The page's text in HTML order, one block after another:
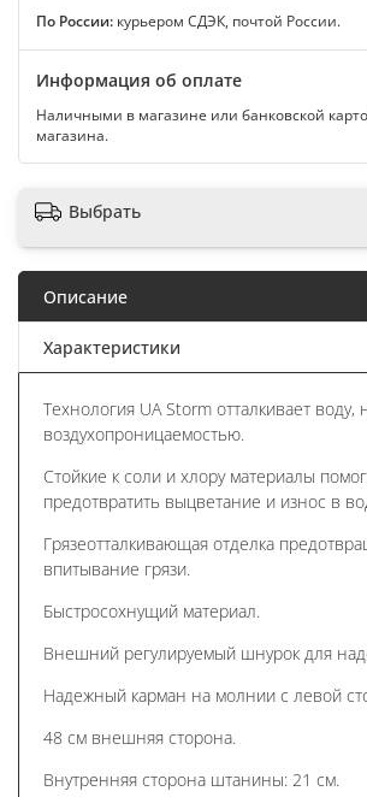
По России: курьером СДЭК, почтой России.
Информация об оплате
Наличными в магазине или банковской
магазина.
Выбрать
Описание
Характеристики
Технология UA Storm отталкивает воду,
воздухопроницаемостью.
Стойкие к соли и хлору материалы
предотвратить выцветание и износ в
Грязеотталкивающая отделка
впитывание грязи.
Быстросохнущий материал.
Внешний регулируемый шнурок для
Надежный карман на молнии с левой
48 см внешняя сторона.
Внутренняя сторона штанины: 21 см.